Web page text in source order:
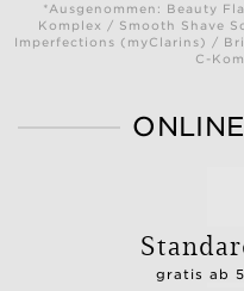
*Ausgenommen: Beauty
Komplex / Smooth Shave
Imperfections (myClarins) /
C-
gratis ab